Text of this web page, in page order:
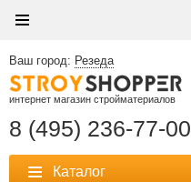
Ваш город: Резеда
интернет магазин стройматериалов
8 (495) 236-77-00
Каталог